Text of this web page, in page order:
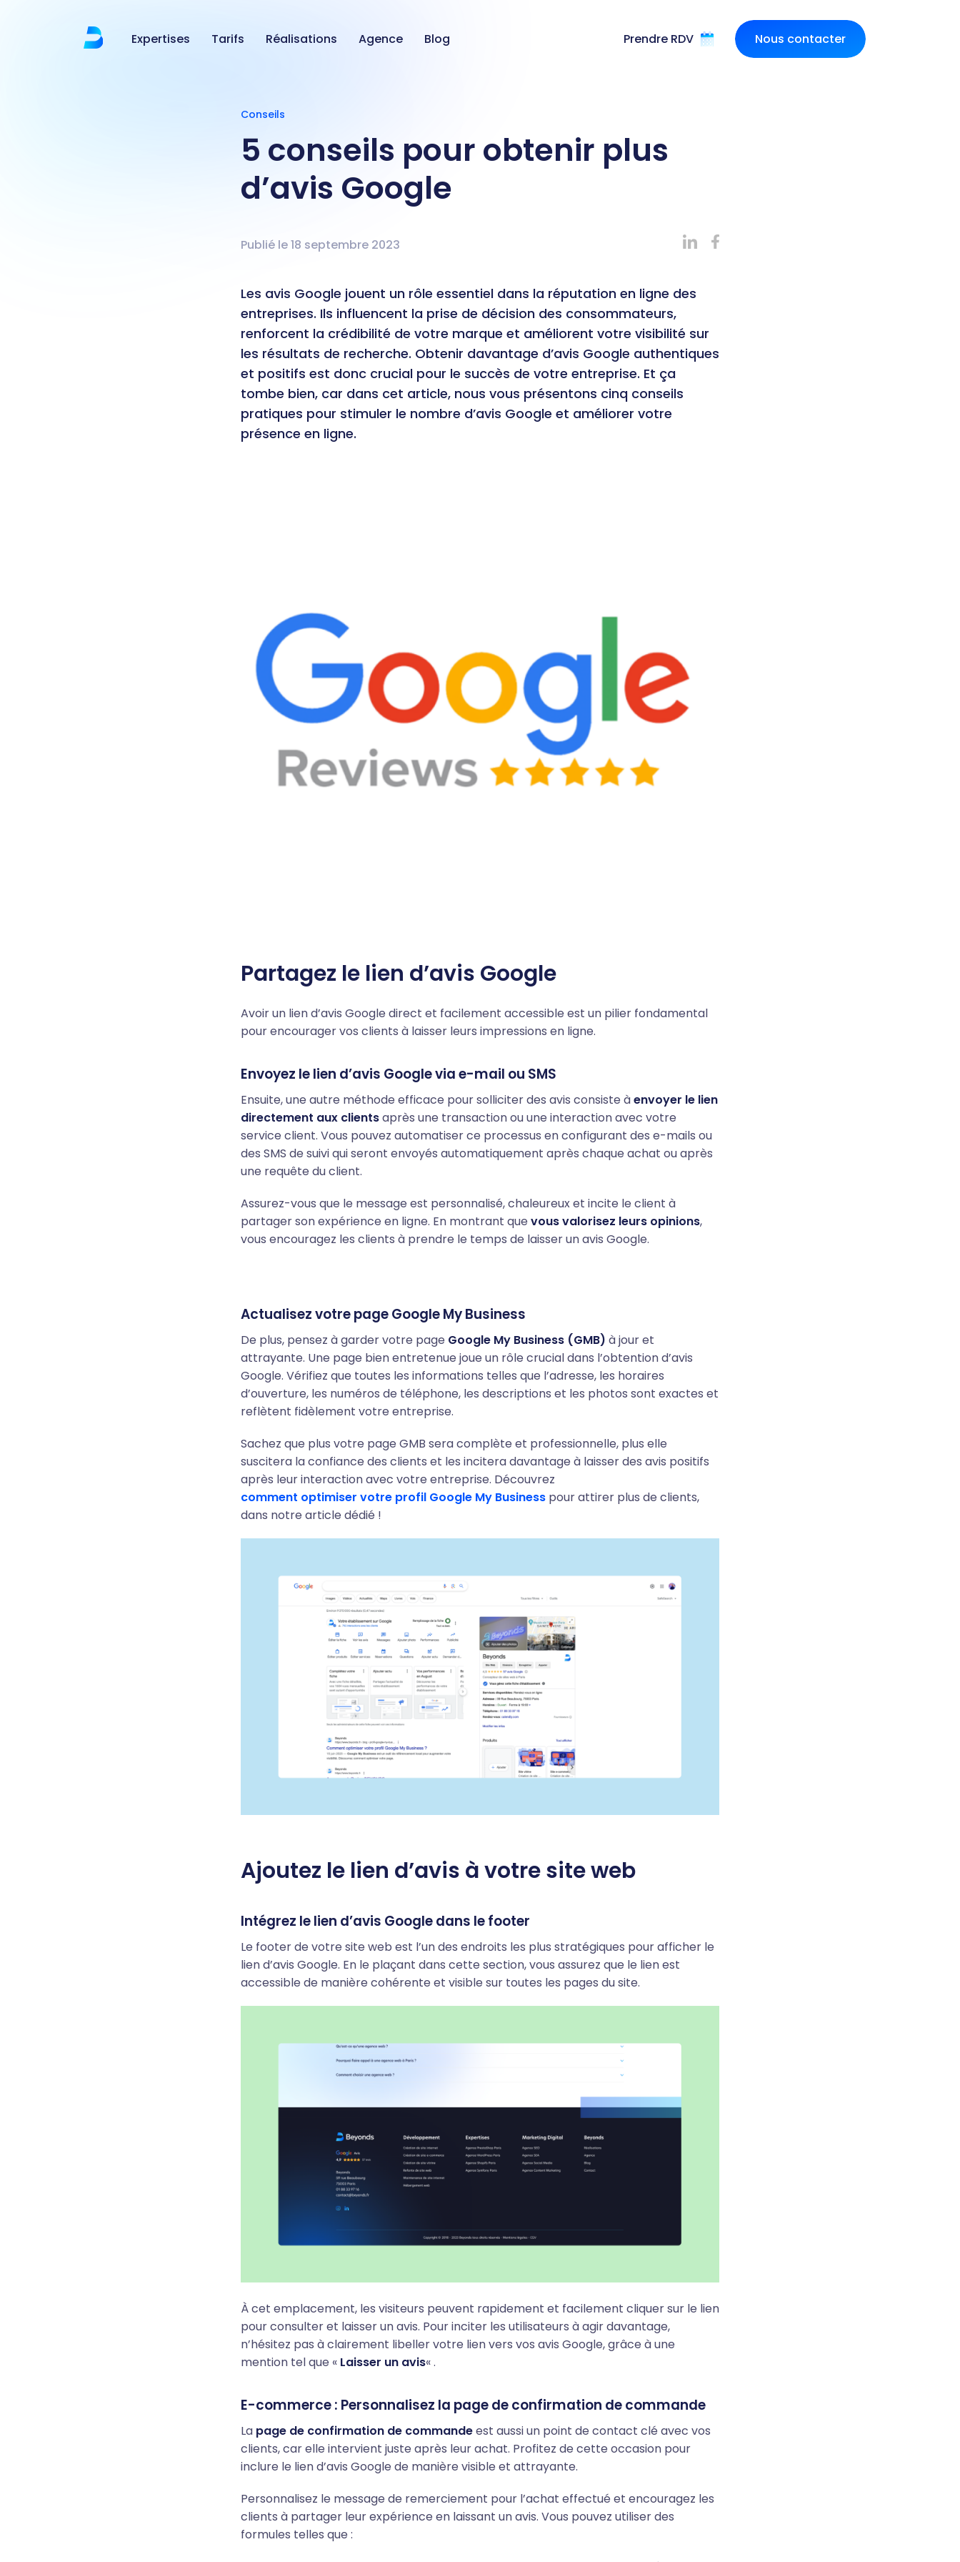
Expertises Tarifs Réalisations Agence Blog Prendre RDV Nous contacter
Conseils
5 conseils pour obtenir plus
d’avis Google
Publié le18 septembre 2023
Les avis Google jouent un rôle essentiel dans la réputation en ligne des
entreprises. Ils influencent la prise de décision des consommateurs,
renforcent la crédibilité de votre marque et améliorent votre visibilité sur
les résultats de recherche. Obtenir davantage d’avis Google authentiques
et positifs est donc crucial pour le succès de votre entreprise. Et ça
tombe bien, car dans cet article, nous vous présentons cinq conseils
pratiques pour stimuler le nombre d’avis Google et améliorer votre
présence en ligne.
Partagez le lien d’avis Google
Avoir un lien d’avis Google direct et facilement accessible est un pilier fondamental
pour encourager vos clients à laisser leurs impressions en ligne.
Envoyez le lien d’avis Google via e-mail ou SMS
Ensuite, une autre méthode efficace pour solliciter des avis consiste àenvoyer le lien
directement aux clientsaprès une transaction ou une interaction avec votre
service client. Vous pouvez automatiser ce processus en configurant des e-mails ou
des SMS de suivi qui seront envoyés automatiquement après chaque achat ou après
une requête du client.
Assurez-vous que le message est personnalisé, chaleureux et incite le client à
partager son expérience en ligne. En montrant que vous valorisez leurs opinions,
vous encouragez les clients à prendre le temps de laisser un avis Google.
Actualisez votre page Google My Business
De plus, pensez à garder votre page Google My Business (GMB) à jour et
attrayante. Une page bien entretenue joue un rôle crucial dans l’obtention d’avis
Google. Vérifiez que toutes les informations telles que l’adresse, les horaires
d’ouverture, les numéros de téléphone, les descriptions et les photos sont exactes et
reflètent fidèlement votre entreprise.
Sachez que plus votre page GMB sera complète et professionnelle, plus elle
suscitera la confiance des clients et les incitera davantage à laisser des avis positifs
après leur interaction avec votre entreprise. Découvrez
comment optimiser votre profil Google My Business pour attirer plus de clients,
dans notre article dédié !
Ajoutez le lien d’avis à votre site web
Intégrez le lien d’avis Google dans le footer
Le footer de votre site web est l’un des endroits les plus stratégiques pour afficher le
lien d’avis Google. En le plaçant dans cette section, vous assurez que le lien est
accessible de manière cohérente et visible sur toutes les pages du site.
À cet emplacement, les visiteurs peuvent rapidement et facilement cliquer sur le lien
pour consulter et laisser un avis. Pour inciter les utilisateurs à agir davantage,
n’hésitez pas à clairement libeller votre lien vers vos avis Google, grâce à une
mention tel que « Laisser un avis« .
E-commerce : Personnalisez la page de confirmation de commande
La page de confirmation de commandeest aussi un point de contact clé avec vos
clients, car elle intervient juste après leur achat. Profitez de cette occasion pour
inclure le lien d’avis Google de manière visible et attrayante.
Personnalisez le message de remerciement pour l’achat effectué et encouragez les
clients à partager leur expérience en laissant un avis. Vous pouvez utiliser des
formules telles que :